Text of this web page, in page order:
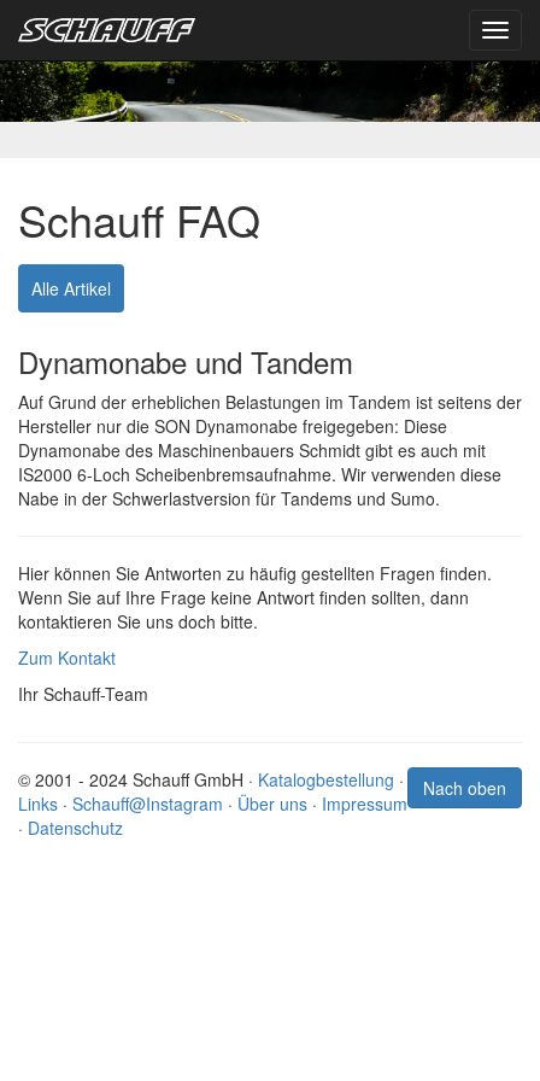
Schauff FAQ
Alle Artikel
Dynamonabe und Tandem
Auf Grund der erheblichen Belastungen im Tandem ist seitens der
Hersteller nur die SON Dynamonabe freigegeben: Diese
Dynamonabe des Maschinenbauers Schmidt gibt es auch mit
IS2000 6-Loch Scheibenbremsaufnahme. Wir verwenden diese
Nabe in der Schwerlastversion für Tandems und Sumo.
Hier können Sie Antworten zu häufig gestellten Fragen finden.
Wenn Sie auf Ihre Frage keine Antwort finden sollten, dann
kontaktieren Sie uns doch bitte.
Zum Kontakt
Ihr Schauff-Team
Nach oben
© 2001 - 2024 Schauff GmbH · Katalogbestellung ·
Links · Schauff@Instagram · Über uns · Impressum
· Datenschutz